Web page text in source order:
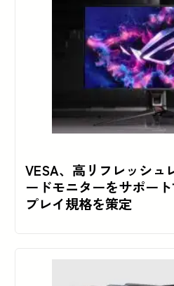
VESA、高リフレッシュ
ードモニターをサポー
プレイ規格を策定